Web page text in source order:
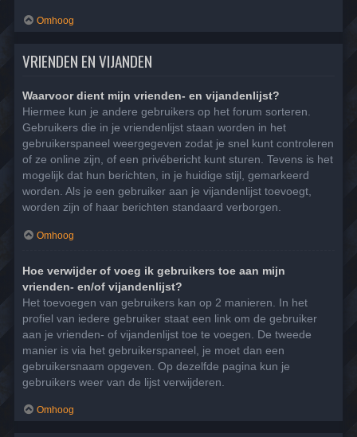
Omhoog
VRIENDEN EN VIJANDEN
Waarvoor dient mijn vrienden- en vijandenlijst?
Hiermee kun je andere gebruikers op het forum sorteren.
Gebruikers die in je vriendenlijst staan worden in het
gebruikerspaneel weergegeven zodat je snel kunt controleren
of ze online zijn, of een privébericht kunt sturen. Tevens is het
mogelijk dat hun berichten, in je huidige stijl, gemarkeerd
worden. Als je een gebruiker aan je vijandenlijst toevoegt,
worden zijn of haar berichten standaard verborgen.
Omhoog
Hoe verwijder of voeg ik gebruikers toe aan mijn
vrienden- en/of vijandenlijst?
Het toevoegen van gebruikers kan op 2 manieren. In het
profiel van iedere gebruiker staat een link om de gebruiker
aan je vrienden- of vijandenlijst toe te voegen. De tweede
manier is via het gebruikerspaneel, je moet dan een
gebruikersnaam opgeven. Op dezelfde pagina kun je
gebruikers weer van de lijst verwijderen.
Omhoog